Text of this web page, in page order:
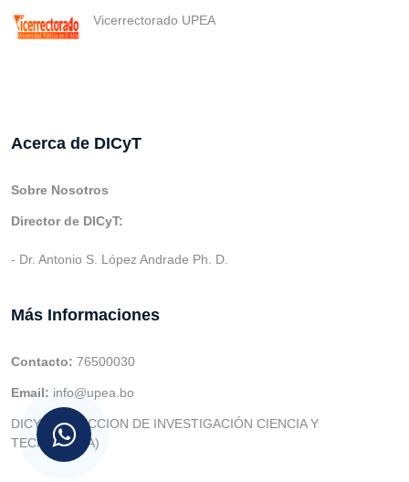
Vicerrectorado UPEA
Acerca de DICyT
Sobre Nosotros
Director de DICyT:
- Dr. Antonio S. López Andrade Ph. D.
Más Informaciones
Contacto: 76500030
Email: info@upea.bo
DICYT (DIRECCION DE INVESTIGACIÓN CIENCIA Y
TECNOLOGIA)